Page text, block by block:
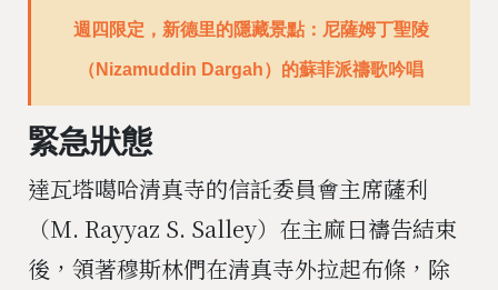
週四限定，新德里的隱藏景點：尼薩姆丁聖陵
（Nizamuddin Dargah）的蘇菲派禱歌吟唱
緊急狀態
達瓦塔噶哈清真寺的信託委員會主席薩利
（M. Rayyaz S. Salley）在主麻日禱告結束
後，領著穆斯林們在清真寺外拉起布條，除